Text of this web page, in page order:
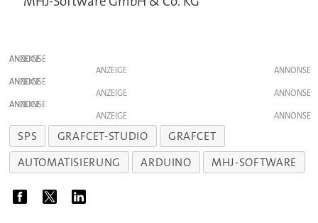
ANZEIGE
ANZEIGE
ANZEIGE
ANZEIGE
ANZEIGE
ANZEIGE
SPS GRAFCET-STUDIO
GRAFCET
AUTOMATISIERUNG
ARDUINO MHJ-SOFTWARE